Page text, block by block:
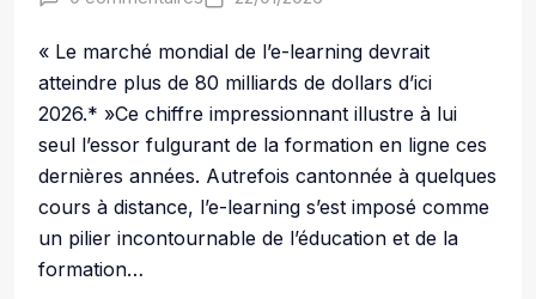
« Le marché mondial de l’e-learning devrait
atteindre plus de 80 milliards de dollars d’ici
2026.* »Ce chiffre impressionnant illustre à lui
seul l’essor fulgurant de la formation en ligne ces
dernières années. Autrefois cantonnée à quelques
cours à distance, l’e-learning s’est imposé comme
un pilier incontournable de l’éducation et de la
formation…